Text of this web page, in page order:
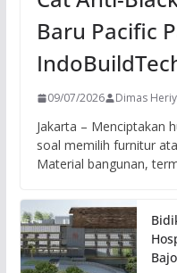
Baru Pacific
09/07/2026 Dimas
Jakarta – Menciptakan
soal memilih furnitur
Material bangunan,
Bajo